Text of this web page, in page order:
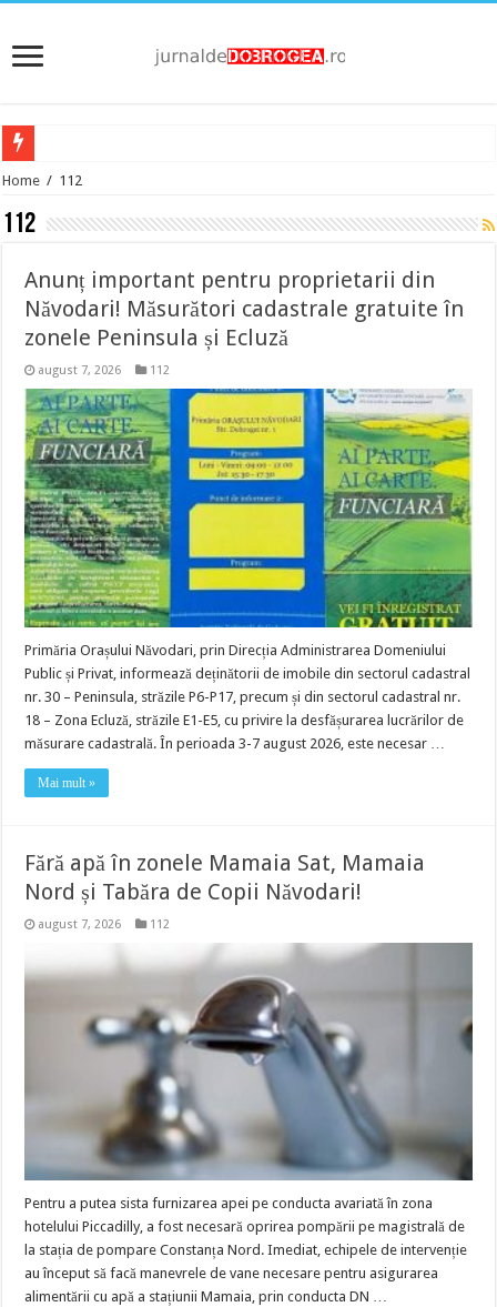
Home / 112
112
Anunț important pentru proprietarii din
Năvodari! Măsurători cadastrale gratuite în
zonele Peninsula și Ecluză
august 7, 2026 112
Primăria Orașului Năvodari, prin Direcția Administrarea Domeniului
Public și Privat, informează deținătorii de imobile din sectorul cadastral
nr. 30 – Peninsula, străzile P6-P17, precum și din sectorul cadastral nr.
18 – Zona Ecluză, străzile E1-E5, cu privire la desfășurarea lucrărilor de
măsurare cadastrală. În perioada 3-7 august 2026, este necesar …
Mai mult »
Fără apă în zonele Mamaia Sat, Mamaia
Nord și Tabăra de Copii Năvodari!
august 7, 2026 112
Pentru a putea sista furnizarea apei pe conducta avariată în zona
hotelului Piccadilly, a fost necesară oprirea pompării pe magistrală de
la stația de pompare Constanța Nord. Imediat, echipele de intervenție
au început să facă manevrele de vane necesare pentru asigurarea
alimentării cu apă a stațiunii Mamaia, prin conducta DN …